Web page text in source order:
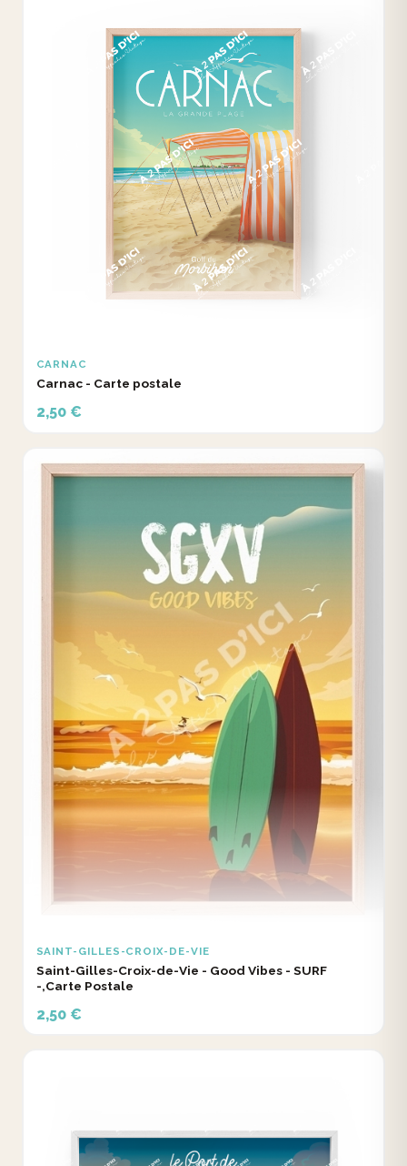
CARNAC
Carnac - Carte postale
2,50 €
SAINT-GILLES-CROIX-DE-VIE
Saint-Gilles-Croix-de-Vie - Good Vibes - SURF
-,Carte Postale
2,50 €